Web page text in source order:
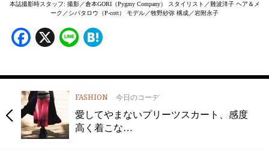
本誌撮影時スタッフ: 撮影／倉本GORI（Pygmy Company） スタイリスト／難波洋子 ヘア＆メ
ーク／シバタロウ（P-cott） モデル／牧野紗弥 構成／岩附永子
Facebook
X Line
FASHION 今日のコーデ
愛してやまないプリーツスカート、感度
高く着こな…